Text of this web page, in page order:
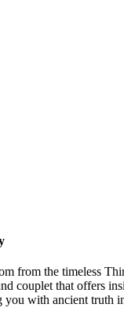
from the timeless
couplet that offers
with ancient truth